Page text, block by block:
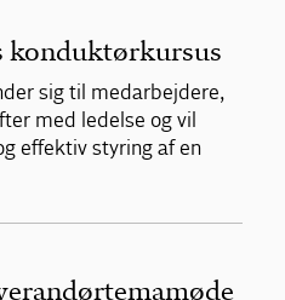
konduktørkursus
sig til medarbejdere,
med ledelse og vil
effektiv styring af en